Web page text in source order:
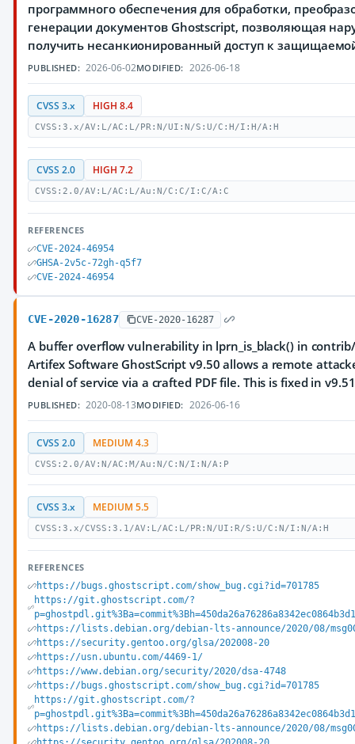
программного обеспечения для обработки,
генерации документов Ghostscript, позволяющая
получить несанкионированный доступ к
PUBLISHED: 2026-06-02MODIFIED: 2026-06-18
CVSS 3.x HIGH 8.4
CVSS:3.x/AV:L/AC:L/PR:N/UI:N/S:U/C:H/I:H/A:H
CVSS 2.0 HIGH 7.2
CVSS:2.0/AV:L/AC:L/Au:N/C:C/I:C/A:C
REFERENCES
CVE-2024-46954
GHSA-2v5c-72gh-q5f7
CVE-2024-46954
CVE-2020-16287 CVE-2020-16287
A buffer overflow vulnerability in lprn_is_black() in
Artifex Software GhostScript v9.50 allows a remote
denial of service via a crafted PDF file. This is fixed in
PUBLISHED: 2020-08-13MODIFIED: 2026-06-16
CVSS 2.0 MEDIUM 4.3
CVSS:2.0/AV:N/AC:M/Au:N/C:N/I:N/A:P
CVSS 3.x MEDIUM 5.5
CVSS:3.x/CVSS:3.1/AV:L/AC:L/PR:N/UI:R/S:U/C:N/I:N/A:H
REFERENCES
https://bugs.ghostscript.com/show_bug.cgi?id=701785
https://git.ghostscript.com/?
https://lists.debian.org/debian-lts-announce/2020/08/
https://security.gentoo.org/glsa/202008-20
https://usn.ubuntu.com/4469-1/
https://www.debian.org/security/2020/dsa-4748
https://bugs.ghostscript.com/show_bug.cgi?id=701785
https://git.ghostscript.com/?
https://lists.debian.org/debian-lts-announce/2020/08/